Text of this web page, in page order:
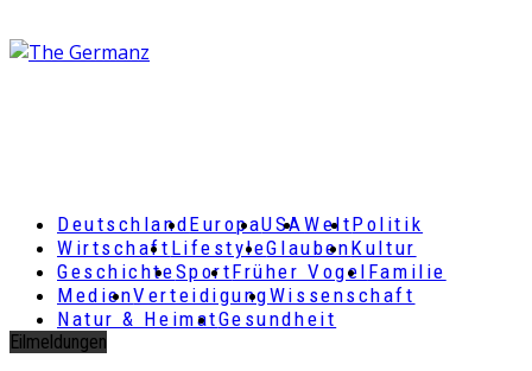
DeutschlandEuropaUSAWeltPolitik
Wirtschaft LifestyleGlaubenKultur
GeschichteSportFrüher Vogel Familie
MedienVerteidigungWissenschaft
Natur & HeimatGesundheit
Eilmeldungen